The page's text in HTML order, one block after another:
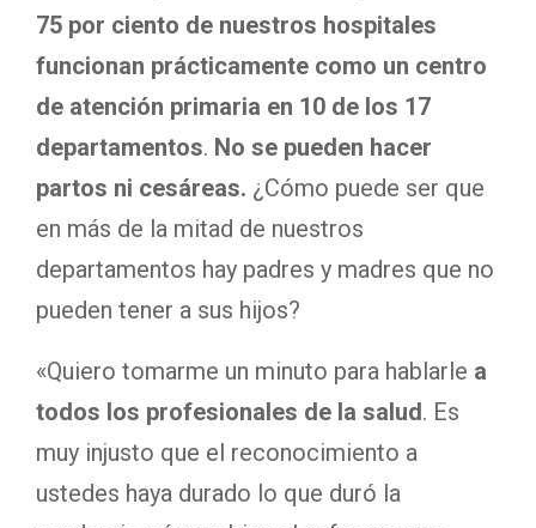
75 por ciento de nuestros hospitales
funcionan prácticamente como un centro
de atención primaria en 10 de los 17
departamentos. No se pueden hacer
partos ni cesáreas. ¿Cómo puede ser que
en más de la mitad de nuestros
departamentos hay padres y madres que no
pueden tener a sus hijos?
«Quiero tomarme un minuto para hablarle a
todos los profesionales de la salud. Es
muy injusto que el reconocimiento a
ustedes haya durado lo que duró la